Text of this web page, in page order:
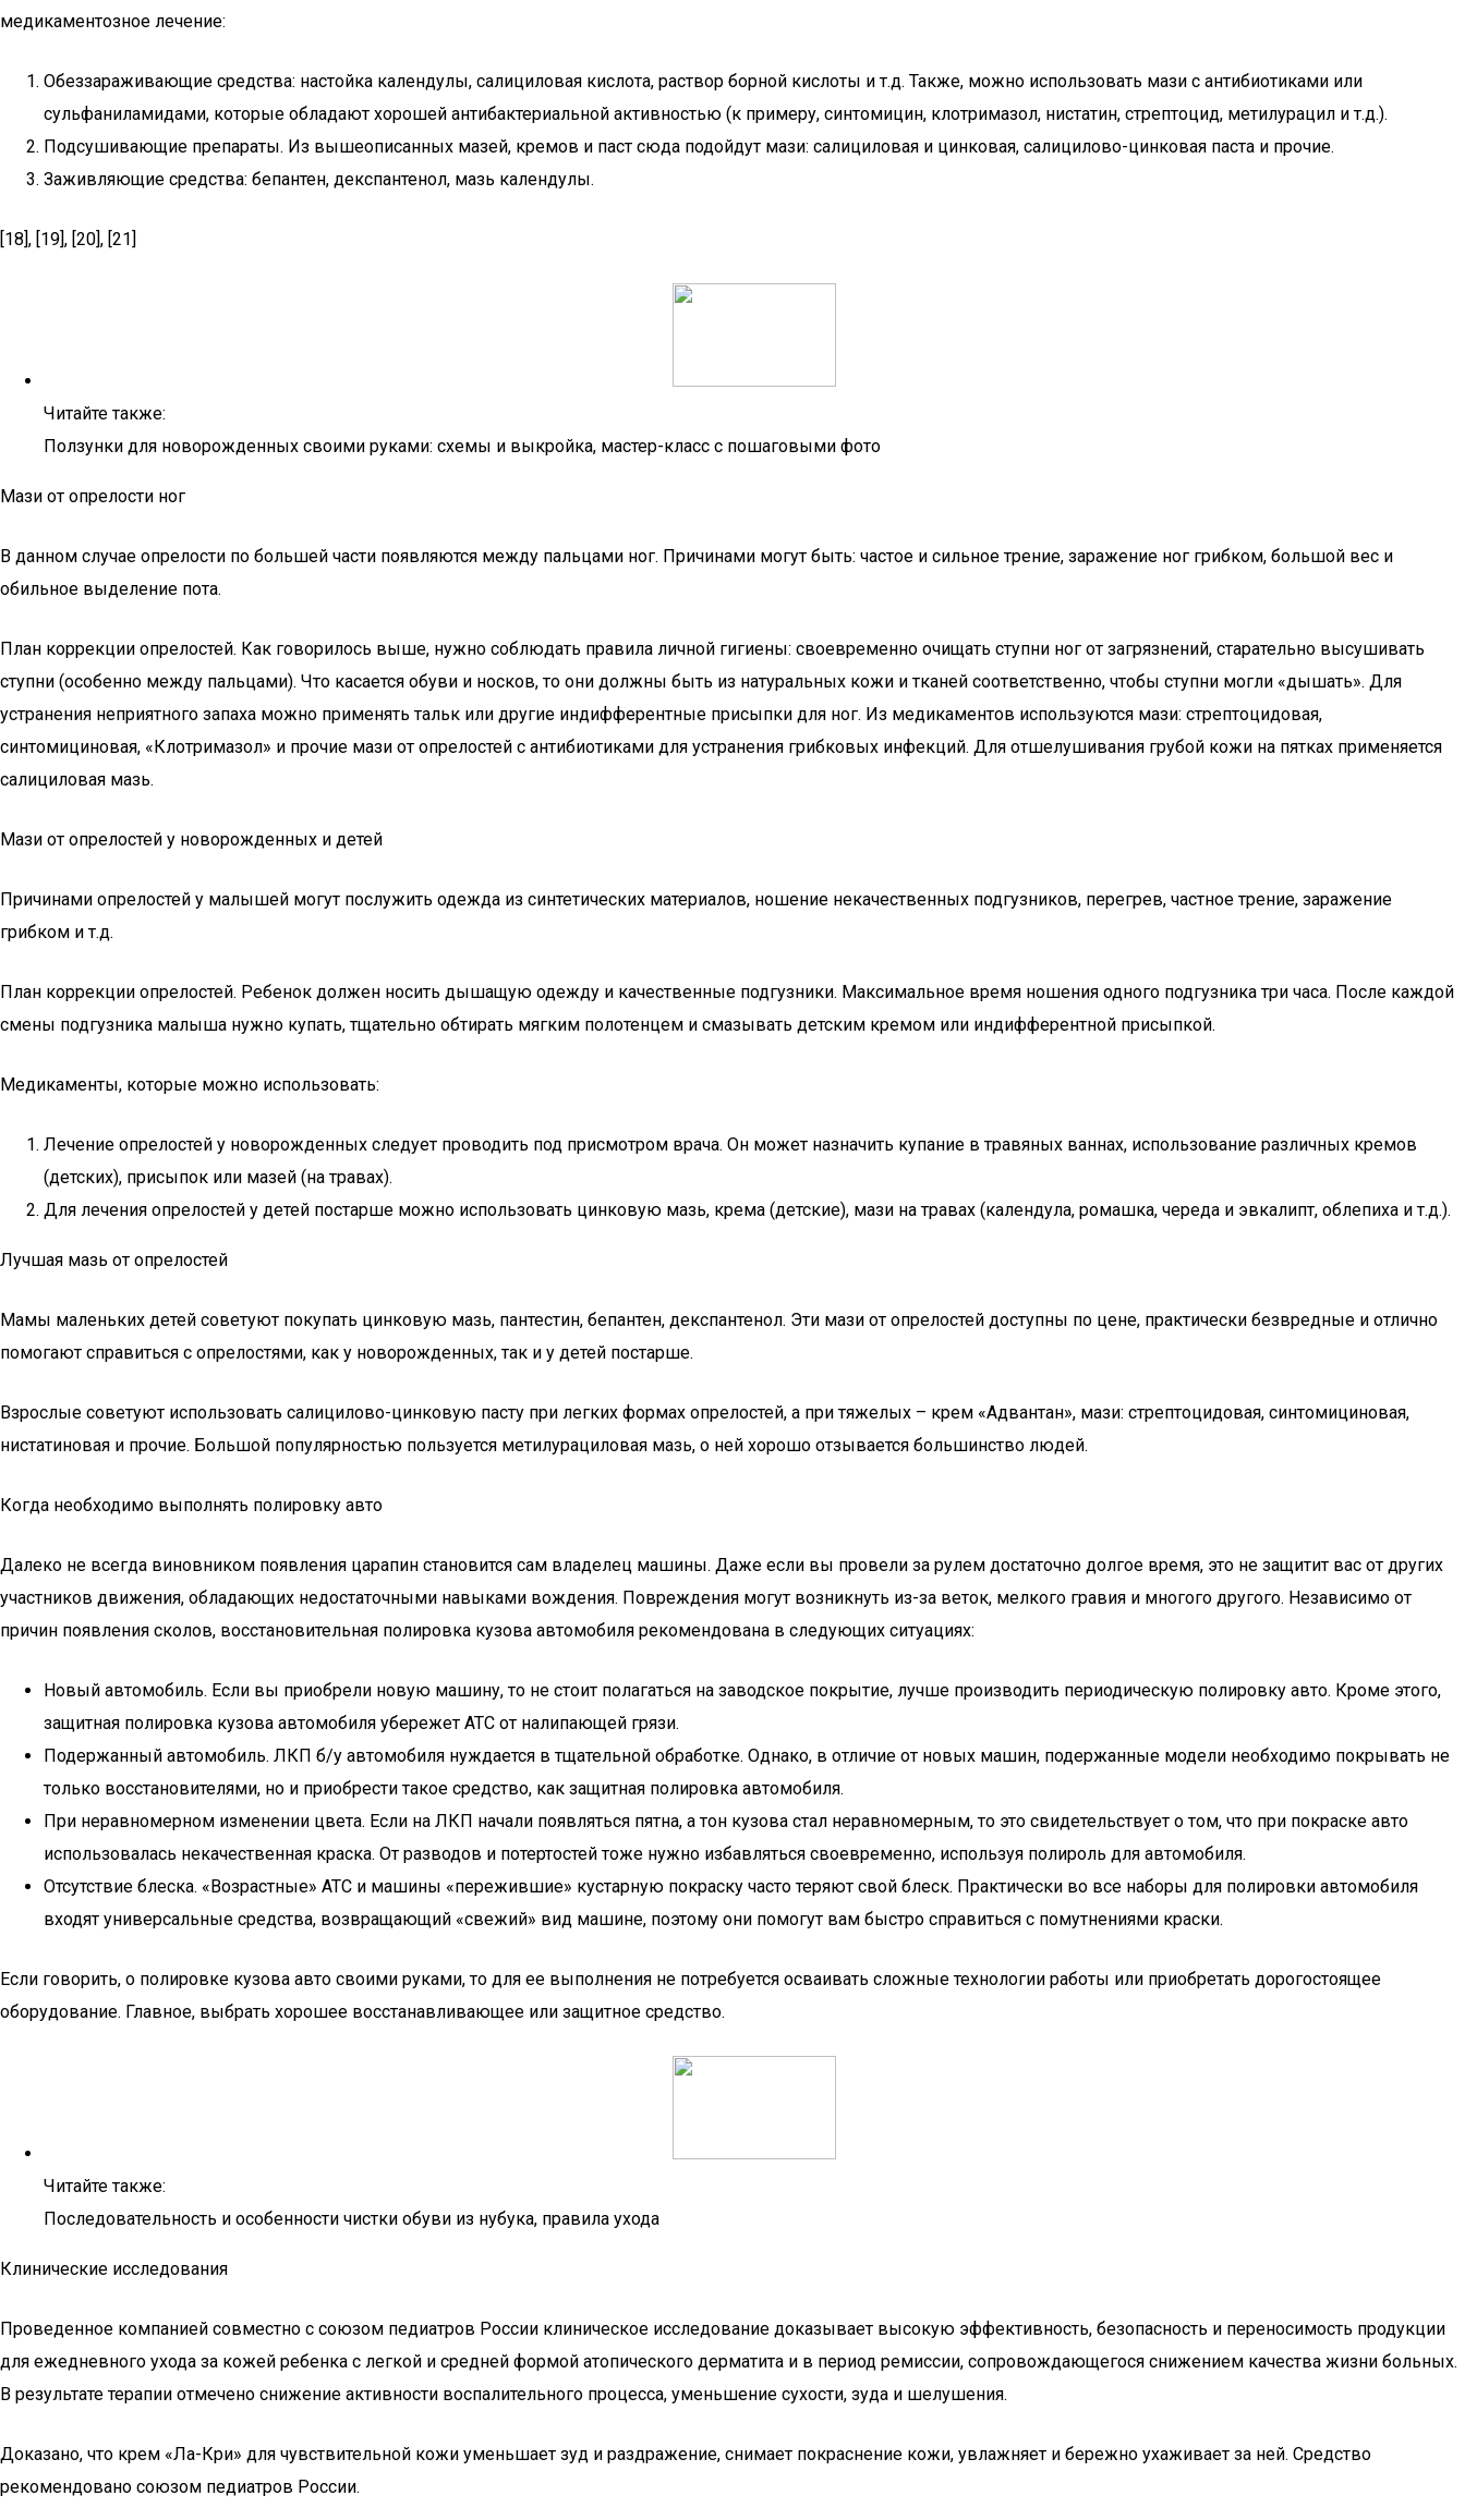
медикаментозное лечение:
Обеззараживающие средства: настойка календулы, салициловая кислота, раствор борной кислоты и т.д. Также, можно использовать мази с антибиотиками или
сульфаниламидами, которые обладают хорошей антибактериальной активностью (к примеру, синтомицин, клотримазол, нистатин, стрептоцид, метилурацил и т.д.).
Подсушивающие препараты. Из вышеописанных мазей, кремов и паст сюда подойдут мази: салициловая и цинковая, салицилово-цинковая паста и прочие.
Заживляющие средства: бепантен, декспантенол, мазь календулы.
[18], [19], [20], [21]
Читайте также:
Ползунки для новорожденных своими руками: схемы и выкройка, мастер-класс с пошаговыми фото
Мази от опрелости ног
В данном случае опрелости по большей части появляются между пальцами ног. Причинами могут быть: частое и сильное трение, заражение ног грибком, большой вес и
обильное выделение пота.
План коррекции опрелостей. Как говорилось выше, нужно соблюдать правила личной гигиены: своевременно очищать ступни ног от загрязнений, старательно высушивать
ступни (особенно между пальцами). Что касается обуви и носков, то они должны быть из натуральных кожи и тканей соответственно, чтобы ступни могли «дышать». Для
устранения неприятного запаха можно применять тальк или другие индифферентные присыпки для ног. Из медикаментов используются мази: стрептоцидовая,
синтомициновая, «Клотримазол» и прочие мази от опрелостей с антибиотиками для устранения грибковых инфекций. Для отшелушивания грубой кожи на пятках применяется
салициловая мазь.
Мази от опрелостей у новорожденных и детей
Причинами опрелостей у малышей могут послужить одежда из синтетических материалов, ношение некачественных подгузников, перегрев, частное трение, заражение
грибком и т.д.
План коррекции опрелостей. Ребенок должен носить дышащую одежду и качественные подгузники. Максимальное время ношения одного подгузника три часа. После каждой
смены подгузника малыша нужно купать, тщательно обтирать мягким полотенцем и смазывать детским кремом или индифферентной присыпкой.
Медикаменты, которые можно использовать:
Лечение опрелостей у новорожденных следует проводить под присмотром врача. Он может назначить купание в травяных ваннах, использование различных кремов
(детских), присыпок или мазей (на травах).
Для лечения опрелостей у детей постарше можно использовать цинковую мазь, крема (детские), мази на травах (календула, ромашка, череда и эвкалипт, облепиха и т.д.).
Лучшая мазь от опрелостей
Мамы маленьких детей советуют покупать цинковую мазь, пантестин, бепантен, декспантенол. Эти мази от опрелостей доступны по цене, практически безвредные и отлично
помогают справиться с опрелостями, как у новорожденных, так и у детей постарше.
Взрослые советуют использовать салицилово-цинковую пасту при легких формах опрелостей, а при тяжелых – крем «Адвантан», мази: стрептоцидовая, синтомициновая,
нистатиновая и прочие. Большой популярностью пользуется метилурациловая мазь, о ней хорошо отзывается большинство людей.
Когда необходимо выполнять полировку авто
Далеко не всегда виновником появления царапин становится сам владелец машины. Даже если вы провели за рулем достаточно долгое время, это не защитит вас от других
участников движения, обладающих недостаточными навыками вождения. Повреждения могут возникнуть из-за веток, мелкого гравия и многого другого. Независимо от
причин появления сколов, восстановительная полировка кузова автомобиля рекомендована в следующих ситуациях:
Новый автомобиль. Если вы приобрели новую машину, то не стоит полагаться на заводское покрытие, лучше производить периодическую полировку авто. Кроме этого,
защитная полировка кузова автомобиля убережет АТС от налипающей грязи.
Подержанный автомобиль. ЛКП б/у автомобиля нуждается в тщательной обработке. Однако, в отличие от новых машин, подержанные модели необходимо покрывать не
только восстановителями, но и приобрести такое средство, как защитная полировка автомобиля.
При неравномерном изменении цвета. Если на ЛКП начали появляться пятна, а тон кузова стал неравномерным, то это свидетельствует о том, что при покраске авто
использовалась некачественная краска. От разводов и потертостей тоже нужно избавляться своевременно, используя полироль для автомобиля.
Отсутствие блеска. «Возрастные» АТС и машины «пережившие» кустарную покраску часто теряют свой блеск. Практически во все наборы для полировки автомобиля
входят универсальные средства, возвращающий «свежий» вид машине, поэтому они помогут вам быстро справиться с помутнениями краски.
Если говорить, о полировке кузова авто своими руками, то для ее выполнения не потребуется осваивать сложные технологии работы или приобретать дорогостоящее
оборудование. Главное, выбрать хорошее восстанавливающее или защитное средство.
Читайте также:
Последовательность и особенности чистки обуви из нубука, правила ухода
Клинические исследования
Проведенное компанией совместно с союзом педиатров России клиническое исследование доказывает высокую эффективность, безопасность и переносимость продукции
для ежедневного ухода за кожей ребенка с легкой и средней формой атопического дерматита и в период ремиссии, сопровождающегося снижением качества жизни больных.
В результате терапии отмечено снижение активности воспалительного процесса, уменьшение сухости, зуда и шелушения.
Доказано, что крем «Ла-Кри» для чувствительной кожи уменьшает зуд и раздражение, снимает покраснение кожи, увлажняет и бережно ухаживает за ней. Средство
рекомендовано союзом педиатров России.